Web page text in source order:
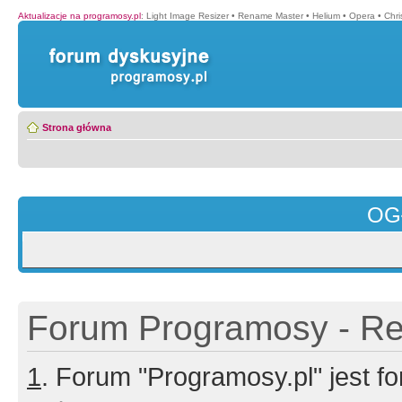
Aktualizacje na programosy.pl: Light Image Resizer • Rename Master • Helium • Opera •
Strona główna
Forum Programosy -
1. Forum "Programosy.pl" jest